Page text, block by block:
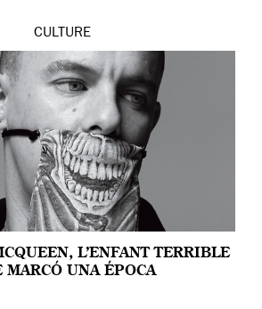
CULTURE
L’ENFANT TERRIBLE
MARCÓ UNA ÉPOCA